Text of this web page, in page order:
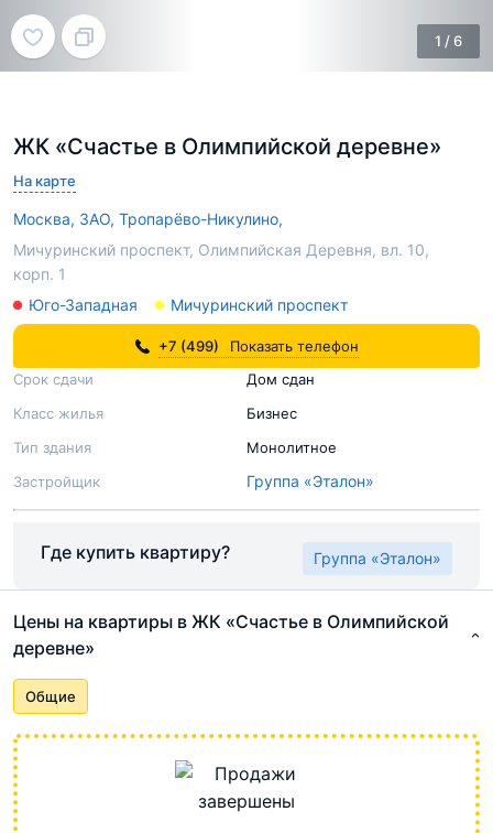
ЖК «Счастье в Олимпийской деревне»
На карте
Москва, ЗАО, Тропарёво-Никулино,
Мичуринский проспект, Олимпийская Деревня, вл. 10,
корп. 1
Юго-Западная
Мичуринский проспект
1 /6
Срок сдачи
Дом сдан
Класс жилья
Бизнес
Тип здания
Монолитное
Застройщик
Группа «Эталон»
+7 (499) Показать телефон
Где купить квартиру? Группа «Эталон»
Цены на квартиры в ЖК «Счастье в Олимпийской
деревне»
Общие